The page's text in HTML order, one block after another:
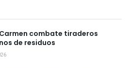
combate tiraderos
de residuos